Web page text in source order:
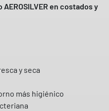
en costados y
y seca
más higiénico